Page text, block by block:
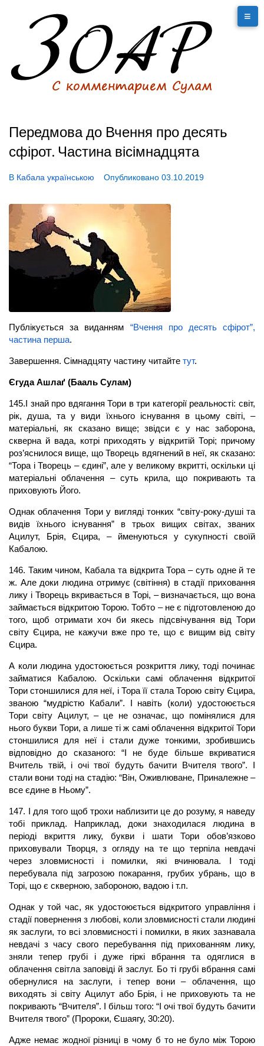
Передмова до Вчення про десять
сфірот. Частина вісімнадцята
В Кабала українською Опубликовано 03.10.2019
Публікується за виданням “Вчення про десять сфірот”,
частина перша.
Завершення. Сімнадцяту частину читайте тут.
Єгуда Ашлаґ (Бааль Сулам)
145.І знай про вдягання Тори в три категорії реальності: світ,
рік, душа, та у види їхнього існування в цьому світі, –
матеріальні, як сказано вище; звідси є у нас заборона,
скверна й вада, котрі приходять у відкритій Торі; причому
роз’яснилося вище, що Творець вдягнений в неї, як сказано:
“Тора і Творець – єдині”, але у великому вкритті, оскільки ці
матеріальні облачення – суть крила, що покривають та
приховують Його.
Однак облачення Тори у вигляді тонких “світу-року-душі та
видів їхнього існування” в трьох вищих світах, званих
Ацилут, Брія, Єцира, – йменуються у сукупності своїй
Кабалою.
146. Таким чином, Кабала та відкрита Тора – суть одне й те
ж. Але доки людина отримує (світіння) в стадії приховання
лику і Творець вкривається в Торі, – визначається, що вона
займається відкритою Торою. Тобто – не є підготовленою до
того, щоб отримати хоч би якесь підсвічування від Тори
світу Єцира, не кажучи вже про те, що є вищим від світу
Єцира.
А коли людина удостоюється розкриття лику, тоді починає
займатися Кабалою. Оскільки самі облачення відкритої
Тори стоншилися для неї, і Тора її стала Торою світу Єцира,
званою “мудрістю Кабали”. І навіть (коли) удостоюється
Тори світу Ацилут, – це не означає, що помінялися для
нього букви Тори, а лише ті ж самі облачення відкритої Тори
стоншилися для неї і стали дуже тонкими, зробившись
відповідно до сказаного: “І не буде більше вкриватися
Вчитель твій, і очі твої будуть бачити Вчителя твого”. І
стали вони тоді на стадію: “Він, Оживлюване, Приналежне –
все єдине в Ньому”.
147. І для того щоб трохи наблизити це до розуму, я наведу
тобі приклад. Наприклад, доки знаходилася людина в
періоді вкриття лику, букви і шати Тори обов’язково
приховували Творця, з огляду на те що терпіла невдачі
через зловмисності і помилки, які вчинювала. І тоді
перебувала під загрозою покарання, грубих убрань, що в
Торі, що є скверною, забороною, вадою і т.п.
Однак у той час, як удостоюється відкритого управління і
стадії повернення з любові, коли зловмисності стали людині
як заслуги, то всі зловмисності і помилки, в яких зазнавала
невдачі з часу свого перебування під прихованням лику,
зняли тепер грубі і дуже гіркі вбрання та одяглися в
облачення світла заповіді й заслуг. Бо ті грубі вбрання самі
обернулися на заслуги, і тепер вони – облачення, що
виходять зі світу Ацилут або Брія, і не приховують та не
покривають “Вчителя”. І більш того: “І очі твої будуть бачити
Вчителя твого” (Пророки, Єшаягу, 30:20).
Адже немає жодної різниці в чому б то не було між Торою